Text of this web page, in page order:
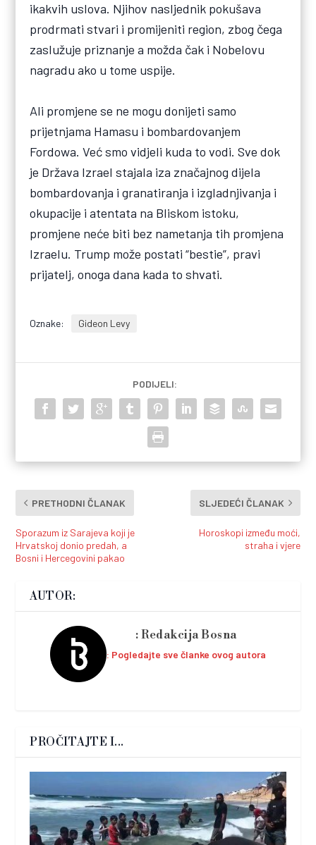
ikakvih uslova. Njihov nasljednik pokušava
prodrmati stvari i promijeniti region, zbog čega
zaslužuje priznanje a možda čak i Nobelovu
nagradu ako u tome uspije.
Ali promjene se ne mogu donijeti samo
prijetnjama Hamasu i bombardovanjem
Fordowa. Već smo vidjeli kuda to vodi. Sve dok
je Država Izrael stajala iza značajnog dijela
bombardovanja i granatiranja i izgladnjivanja i
okupacije i atentata na Bliskom istoku,
promjene neće biti bez nametanja tih promjena
Izraelu. Trump može postati “bestie”, pravi
prijatelj, onoga dana kada to shvati.
Oznake: Gideon Levy
PODIJELI:
PRETHODNI ČLANAK
Sporazum iz Sarajeva koji je
Hrvatskoj donio predah, a
Bosni i Hercegovini pakao
SLJEDEĆI ČLANAK
Horoskopi između moći,
straha i vjere
AUTOR:
Redakcija Bosna
Pogledajte sve članke ovog autora
PROČITAJTE I...